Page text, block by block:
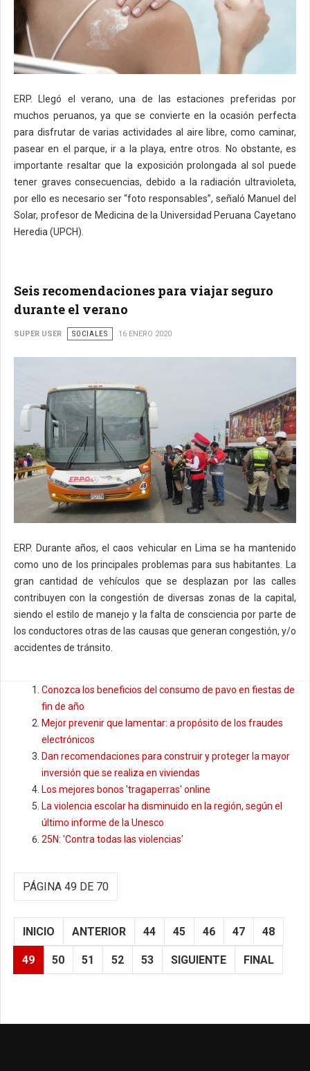
ERP. Llegó el verano, una de las estaciones preferidas por
muchos peruanos, ya que se convierte en la ocasión perfecta
para disfrutar de varias actividades al aire libre, como caminar,
pasear en el parque, ir a la playa, entre otros. No obstante, es
importante resaltar que la exposición prolongada al sol puede
tener graves consecuencias, debido a la radiación ultravioleta,
por ello es necesario ser “foto responsables”, señaló Manuel del
Solar, profesor de Medicina de la Universidad Peruana Cayetano
Heredia (UPCH).
Seis recomendaciones para viajar seguro
durante el verano
SUPER USER SOCIALES 16 ENERO 2020
ERP. Durante años, el caos vehicular en Lima se ha mantenido
como uno de los principales problemas para sus habitantes. La
gran cantidad de vehículos que se desplazan por las calles
contribuyen con la congestión de diversas zonas de la capital,
siendo el estilo de manejo y la falta de consciencia por parte de
los conductores otras de las causas que generan congestión, y/o
accidentes de tránsito.
Conozca los beneficios del consumo de pavo en fiestas de
fin de año
Mejor prevenir que lamentar: a propósito de los fraudes
electrónicos
Dan recomendaciones para construir y proteger la mayor
inversión que se realiza en viviendas
Los mejores bonos 'tragaperras' online
La violencia escolar ha disminuido en la región, según el
último informe de la Unesco
25N: 'Contra todas las violencias'
PÁGINA 49 DE 70
INICIO ANTERIOR 44 45 46 47 48
49 50 51 52 53 SIGUIENTE FINAL